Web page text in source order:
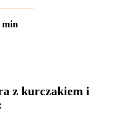
min
z kurczakiem i